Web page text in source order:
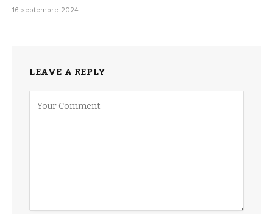
16 septembre 2024
LEAVE A REPLY